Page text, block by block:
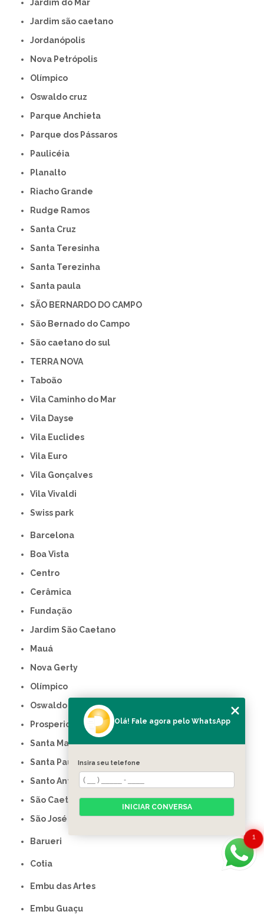
Jardim do Mar
Jardim são caetano
Jordanópolis
Nova Petrópolis
Olímpico
Oswaldo cruz
Parque Anchieta
Parque dos Pássaros
Paulicéia
Planalto
Riacho Grande
Rudge Ramos
Santa Cruz
Santa Teresinha
Santa Terezinha
Santa paula
SÃO BERNARDO DO CAMPO
São Bernado do Campo
São caetano do sul
TERRA NOVA
Taboão
Vila Caminho do Mar
Vila Dayse
Vila Euclides
Vila Euro
Vila Gonçalves
Vila Vivaldi
swiss park
Barcelona
Boa Vista
Centro
Cerâmica
Fundação
Jardim São Caetano
Mauá
Nova Gerty
Olímpico
Oswaldo Cruz
Prosperidade
Santa Maria
Santa Paula
Santo Antônio
São Caetano do Sul
São José
Barueri
Cotia
Embu das Artes
Embu Guaçu
1
Olá! Fale agora pelo WhatsApp
Insira seu telefone
INICIAR CONVERSA